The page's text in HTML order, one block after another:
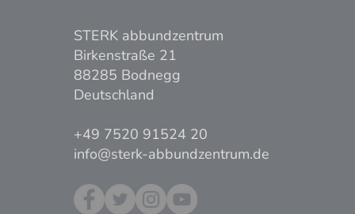
STERK abbundzentrum
Birkenstraße 21
88285 Bodnegg
Deutschland
+49 7520 91524 20
info@sterk-abbundzentrum.de